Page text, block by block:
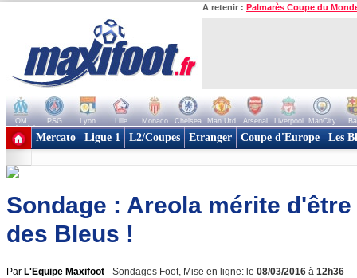
A retenir : Palmarès Coupe du
OM PSG Lyon Lille Monaco Chelsea Man Utd Arsenal Liverpool ManCity
+ de clubs
Mercato Ligue 1 L2/Coupes Etranger Coupe d'Europe Les
Sondage : Areola mérite
des Bleus !
Par L'Equipe Maxifoot - Sondages Foot, Mise en ligne: le 08/03/2016 à 12h36